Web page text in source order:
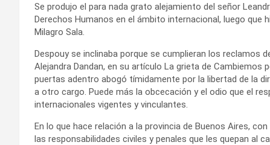
Se produjo el para nada grato alejamiento del señor
Derechos Humanos en el ámbito internacional, luego que
Milagro Sala.
Despouy se inclinaba porque se cumplieran los reclamos
Alejandra Dandan, en su artículo La grieta de Cambiemos
puertas adentro abogó tímidamente por la libertad de la
a otro cargo. Puede más la obcecación y el odio que el
internacionales vigentes y vinculantes.
En lo que hace relación a la provincia de Buenos Aires,
las responsabilidades civiles y penales que les quepan